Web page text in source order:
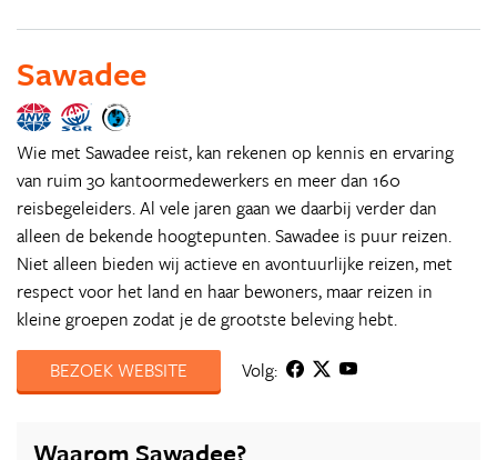
Sawadee
Wie met Sawadee reist, kan rekenen op kennis en ervaring
van ruim 30 kantoormedewerkers en meer dan 160
reisbegeleiders. Al vele jaren gaan we daarbij verder dan
alleen de bekende hoogtepunten. Sawadee is puur reizen.
Niet alleen bieden wij actieve en avontuurlijke reizen, met
respect voor het land en haar bewoners, maar reizen in
kleine groepen zodat je de grootste beleving hebt.
BEZOEK WEBSITE
Volg: